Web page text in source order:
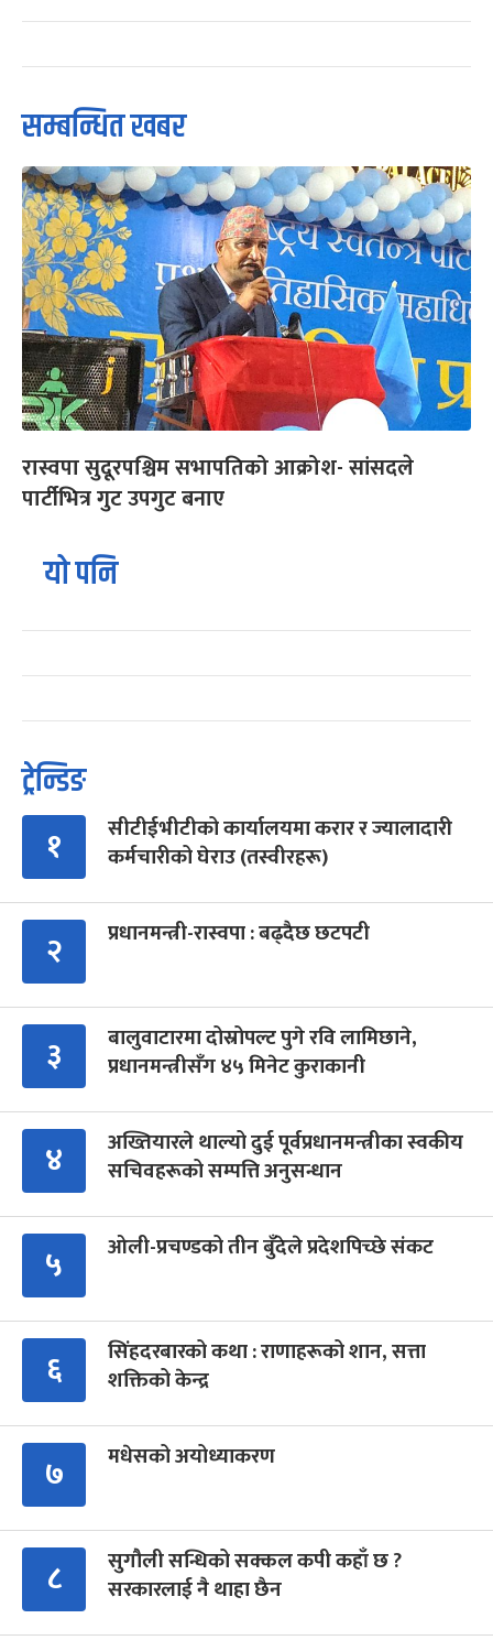
सम्बन्धित खबर
रास्वपा सुदूरपश्चिम सभापतिको आक्रोश- सांसदले
पार्टीभित्र गुट उपगुट बनाए
यो पनि
ट्रेन्डिङ
१
सीटीईभीटीको कार्यालयमा करार र ज्यालादारी
कर्मचारीको घेराउ (तस्वीरहरू)
२ प्रधानमन्त्री-रास्वपा : बढ्दैछ छटपटी
३
बालुवाटारमा दोस्रोपल्ट पुगे रवि लामिछाने,
प्रधानमन्त्रीसँग ४५ मिनेट कुराकानी
४
अख्तियारले थाल्यो दुई पूर्वप्रधानमन्त्रीका स्वकीय
सचिवहरूको सम्पत्ति अनुसन्धान
५ ओली-प्रचण्डको तीन बुँदेले प्रदेशपिच्छे संकट
६
सिंहदरबारको कथा : राणाहरूको शान, सत्ता
शक्तिको केन्द्र
७ मधेसको अयोध्याकरण
८
सुगौली सन्धिको सक्कल कपी कहाँ छ ?
सरकारलाई नै थाहा छैन